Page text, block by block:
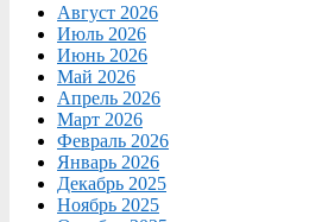
Август 2026
Июль 2026
Июнь 2026
Май 2026
Апрель 2026
Март 2026
Февраль 2026
Январь 2026
Декабрь 2025
Ноябрь 2025